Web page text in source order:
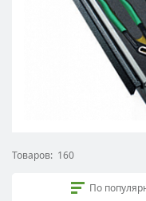
Товаров: 160
По